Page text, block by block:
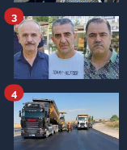
3
4